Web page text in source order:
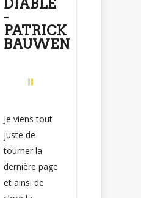
DIABLE
-
PATRICK
BAUWEN
Je viens tout
juste de
tourner la
dernière page
et ainsi de